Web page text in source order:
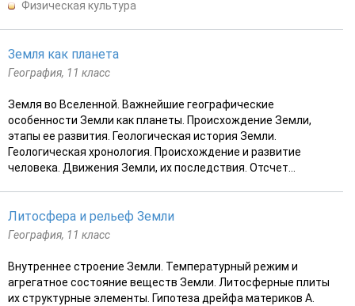
Физическая культура
Земля как планета
География, 11 класс
Земля во Вселенной. Важнейшие географические
особенности Земли как планеты. Происхождение Земли,
этапы ее развития. Геологическая история Земли.
Геологическая хронология. Происхождение и развитие
человека. Движения Земли, их последствия. Отсчет...
Литосфера и рельеф Земли
География, 11 класс
Внутреннее строение Земли. Температурный режим и
агрегатное состояние веществ Земли. Литосферные плиты
их структурные элементы. Гипотеза дрейфа материков А.